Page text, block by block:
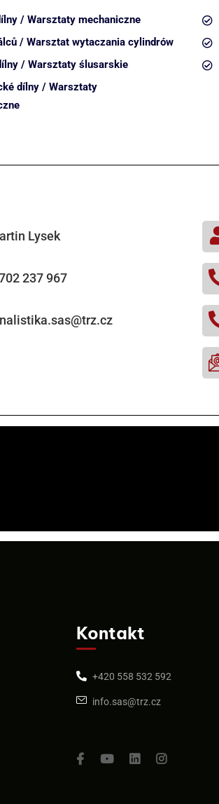
/ Warsztaty mechaniczne
/ Warsztat wytaczania cylindrów
/ Warsztaty ślusarskie
dílny / Warsztaty
Lysek
237 967
Kontakt
+420 558 532 592
info.sas@trz.cz